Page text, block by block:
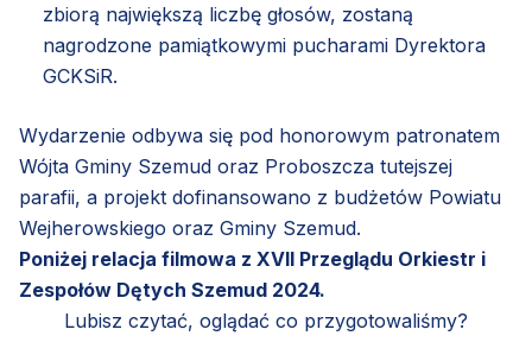
zbiorą największą liczbę głosów, zostaną
nagrodzone pamiątkowymi pucharami Dyrektora
GCKSiR.
Wydarzenie odbywa się pod honorowym patronatem
Wójta Gminy Szemud oraz Proboszcza tutejszej
parafii, a projekt dofinansowano z budżetów Powiatu
Wejherowskiego oraz Gminy Szemud.
Poniżej relacja filmowa z XVII Przeglądu Orkiestr i
Zespołów Dętych Szemud 2024.
Lubisz czytać, oglądać co przygotowaliśmy?